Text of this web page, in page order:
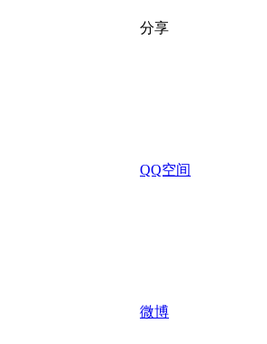
分享
QQ空间
微博